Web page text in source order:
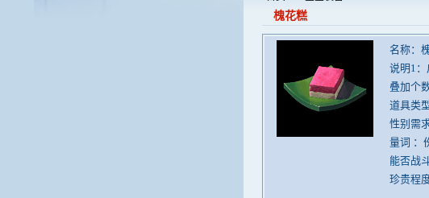
槐花糕
名称：
说明1
叠加个
道具类
性别需
量词 ：
能否战
珍贵程